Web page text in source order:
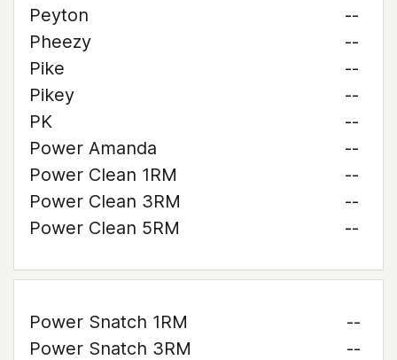
Peyton
--
Pheezy
--
Pike
--
Pikey
--
PK
--
Power Amanda
--
Power Clean 1RM
--
Power Clean 3RM
--
Power Clean 5RM
--
Power Snatch 1RM
--
Power Snatch 3RM
--